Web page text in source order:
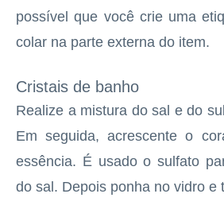
possível que você crie uma
colar na parte externa do item.
Cristais de banho
Realize a mistura do sal e do
Em seguida, acrescente o
essência. É usado o sulfato
do sal. Depois ponha no vidro e